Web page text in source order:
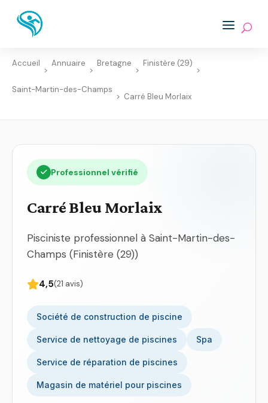
Accueil
>
Annuaire
>
Bretagne
>
Finistère (29)
>
Saint-Martin-des-Champs
> Carré Bleu Morlaix
Professionnel vérifié
Carré Bleu Morlaix
Pisciniste professionnel à Saint-Martin-des-
Champs (Finistère (29))
4,5(21 avis)
Société de construction de piscine
Service de nettoyage de piscines Spa
Service de réparation de piscines
Magasin de matériel pour piscines